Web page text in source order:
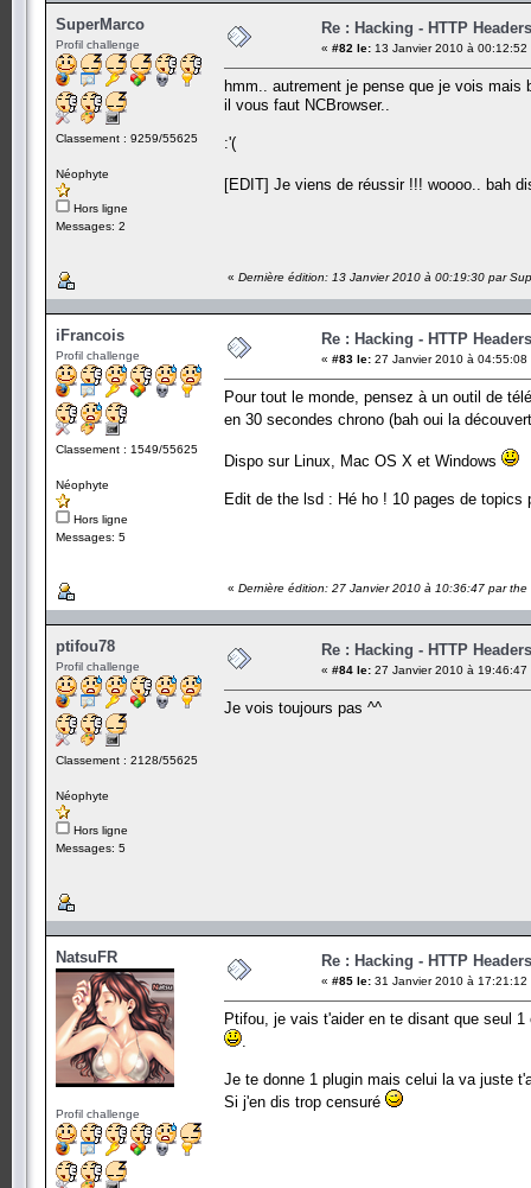
SuperMarco
Profil challenge
Classement : 9259/55625
Néophyte
Hors ligne
Messages: 2
Re : Hacking - HTTP Headers
« #82 le: 13 Janvier 2010 à 00:12:52
hmm.. autrement je pense que je vois mais
il vous faut NCBrowser..
:'(
[EDIT] Je viens de réussir !!! woooo.. bah
« Dernière édition: 13 Janvier 2010 à 00:19:30 par
iFrancois
Profil challenge
Classement : 1549/55625
Néophyte
Hors ligne
Messages: 5
Re : Hacking - HTTP Headers
« #83 le: 27 Janvier 2010 à 04:55:08
Pour tout le monde, pensez à un outil de
en 30 secondes chrono (bah oui la
Dispo sur Linux, Mac OS X et Windows
Edit de the lsd : Hé ho ! 10 pages de
« Dernière édition: 27 Janvier 2010 à 10:36:47 par the
ptifou78
Profil challenge
Classement : 2128/55625
Néophyte
Hors ligne
Messages: 5
Re : Hacking - HTTP Headers
« #84 le: 27 Janvier 2010 à 19:46:47
Je vois toujours pas ^^
NatsuFR
Profil challenge
Re : Hacking - HTTP Headers
« #85 le: 31 Janvier 2010 à 17:21:12
Ptifou, je vais t'aider en te disant que seul
Je te donne 1 plugin mais celui la va juste
Si j'en dis trop censuré